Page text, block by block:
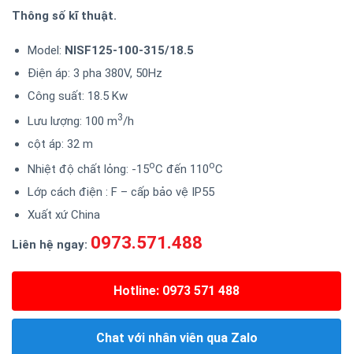
Thông số kĩ thuật.
Model: NISF125-100-315/18.5
Điện áp: 3 pha 380V, 50Hz
Công suất: 18.5 Kw
Lưu lượng: 100 m3/h
cột áp: 32 m
Nhiệt độ chất lỏng: -15oC đến 110oC
Lớp cách điện : F – cấp bảo vệ IP55
Xuất xứ China
Liên hệ ngay: 0973.571.488
Hotline: 0973 571 488
Chat với nhân viên qua Zalo